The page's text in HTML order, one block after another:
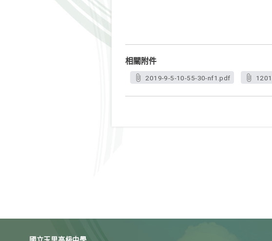
相關附件
2019-9-5-10-55-30-nf1.pdf